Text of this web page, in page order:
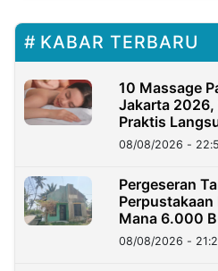
KABAR TERBARU
10 Massage
Jakarta 2026,
Praktis
08/08/2026 -
Pergeseran
Mana 6.000
Kini?
08/08/2026 -